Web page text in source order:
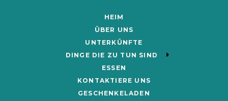
HEIM
ÜBER UNS
UNTERKÜNFTE
DINGE DIE ZU TUN SIND
ESSEN
KONTAKTIERE UNS
GESCHENKELADEN